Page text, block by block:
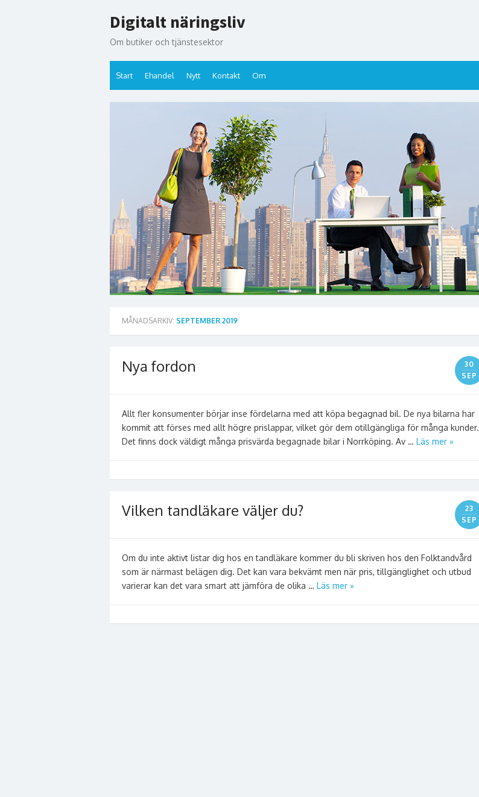
till
innehåll
Digitalt näringsliv
Om butiker och tjänstesektor
Start Ehandel Nytt Kontakt Om
MÅNADSARKIV: SEPTEMBER 2019
Nya fordon
30
SEP
Allt fler konsumenter börjar inse fördelarna med att köpa begagnad bil. De nya bilarna har
kommit att förses med allt högre prislappar, vilket gör dem otillgängliga för många kunder.
Det finns dock väldigt många prisvärda begagnade bilar i Norrköping. Av … Läs mer »
Vilken tandläkare väljer du?
23
SEP
Om du inte aktivt listar dig hos en tandläkare kommer du bli skriven hos den Folktandvård
som är närmast belägen dig. Det kan vara bekvämt men när pris, tillgänglighet och utbud
varierar kan det vara smart att jämföra de olika … Läs mer »